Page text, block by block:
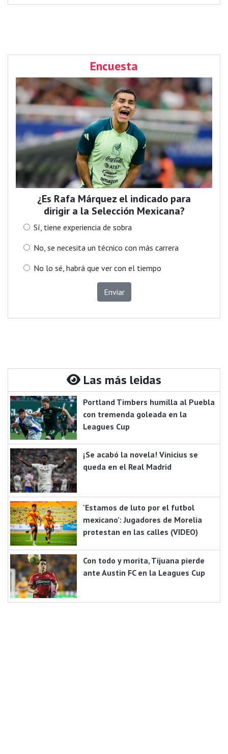
Encuesta
¿Es Rafa Márquez el indicado para
dirigir a la Selección Mexicana?
Sí, tiene experiencia de sobra
No, se necesita un técnico con más carrera
No lo sé, habrá que ver con el tiempo
Enviar
Las más leidas
Portland Timbers humilla al Puebla
con tremenda goleada en la
Leagues Cup
¡Se acabó la novela! Vinicius se
queda en el Real Madrid
'Estamos de luto por el futbol
mexicano': Jugadores de Morelia
protestan en las calles (VIDEO)
Con todo y morita, Tijuana pierde
ante Austin FC en la Leagues Cup